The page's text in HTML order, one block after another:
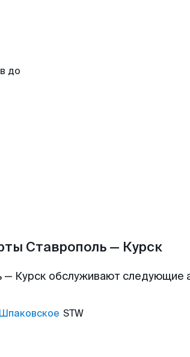
до
Ставрополь — Курск
— Курск обслуживают следующие
Шпаковское STW